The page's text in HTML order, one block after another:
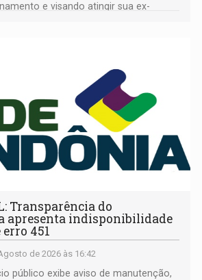
e visando atingir sua ex-
Transparência do
apresenta indisponibilidade
451
de 2026 às 16:42
público exibe aviso de manutenção,